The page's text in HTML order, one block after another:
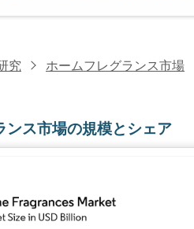
究 ホームフレグランス市場
ンス市場の規模とシェア